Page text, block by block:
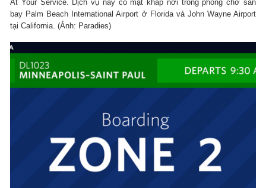
At Your Service. Dịch vụ này có mặt khắp nơi trong phòng chờ sân
bay Palm Beach International Airport ở Florida và John Wayne Airport
tại California. (Ảnh: Paradies)